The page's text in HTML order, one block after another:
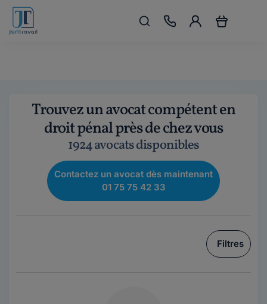
Trouvez un avocat compétent en
droit pénal près de chez vous
1924 avocats disponibles
Contactez un avocat dès maintenant
01 75 75 42 33
Filtres